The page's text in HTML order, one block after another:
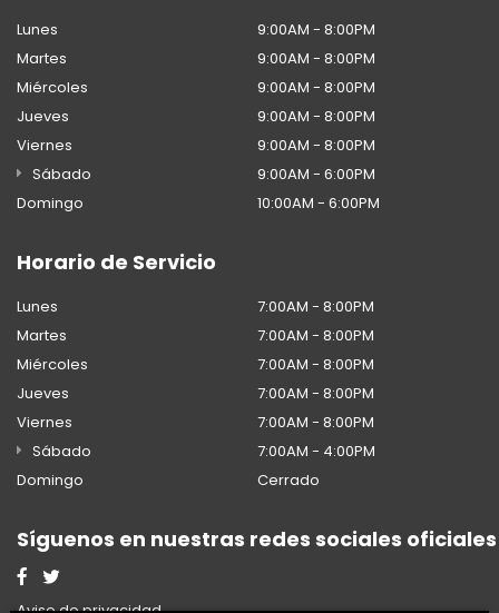
Lunes
9:00AM - 8:00PM
Martes
9:00AM - 8:00PM
Miércoles
9:00AM - 8:00PM
Jueves
9:00AM - 8:00PM
Viernes
9:00AM - 8:00PM
Sábado
9:00AM - 6:00PM
Domingo
10:00AM - 6:00PM
Horario de Servicio
Lunes
7:00AM - 8:00PM
Martes
7:00AM - 8:00PM
Miércoles
7:00AM - 8:00PM
Jueves
7:00AM - 8:00PM
Viernes
7:00AM - 8:00PM
Sábado
7:00AM - 4:00PM
Domingo
Cerrado
Síguenos en nuestras redes sociales oficiales